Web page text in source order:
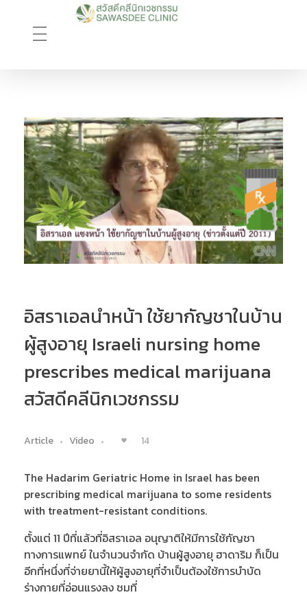
อิสราเอลนำหน้า ใช้ยากัญชาในบ้าน
ผู้สูงอายุ Israeli nursing home
prescribes medical marijuana
สวัสดีคลีนิกเวชกรรม
Article Video 14
The Hadarim Geriatric Home in Israel has been
prescribing medical marijuana to some residents
with treatment-resistant conditions.
ตั้งแต่ 11 ปีที่แล้วที่อิสราเอล อนุญาติให้มีการใช้กัญชา
ทางการแพทย์ ในจำนวนจำกัด บ้านผู้สูงอายุ ฮาดาริม ก็เป็น
อีกที่หนึ่งที่จ่ายยานี้ให้ผู้สูงอายุที่จำเป็นต้องใช้การบำบัด
ร่างกายที่อ่อนแรงลง ชมที่